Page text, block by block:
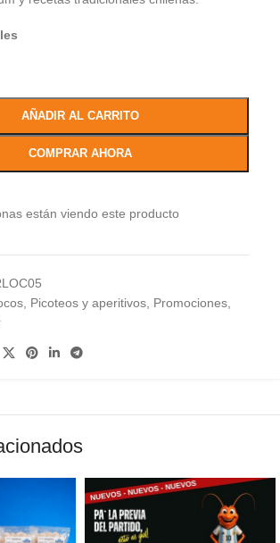
AÑADIR AL CARRITO
COMPRAR AHORA
están viendo este producto
Picoteos y aperitivos Promociones